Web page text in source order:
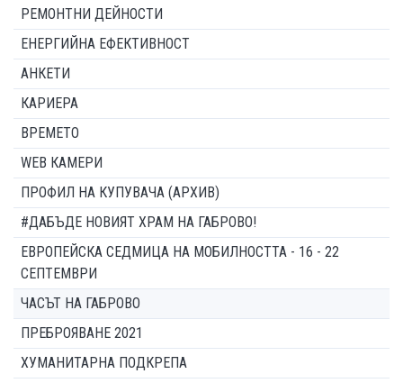
РЕМОНТНИ ДЕЙНОСТИ
ЕНЕРГИЙНА ЕФЕКТИВНОСТ
АНКЕТИ
КАРИЕРА
ВРЕМЕТО
WEB КАМЕРИ
ПРОФИЛ НА КУПУВАЧА (АРХИВ)
#ДАБЪДЕ НОВИЯТ ХРАМ НА ГАБРОВО!
ЕВРОПЕЙСКА СЕДМИЦА НА МОБИЛНОСТТА - 16 - 22
СЕПТЕМВРИ
ЧАСЪТ НА ГАБРОВО
ПРЕБРОЯВАНЕ 2021
ХУМАНИТАРНА ПОДКРЕПА